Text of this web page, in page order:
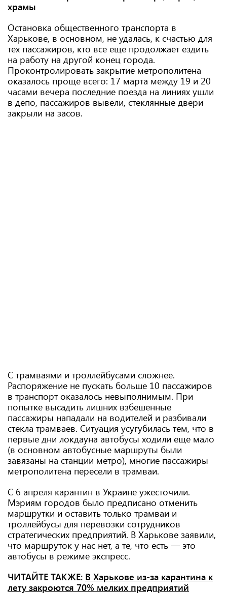
храмы
Остановка общественного транспорта в
Харькове, в основном, не удалась, к счастью для
тех пассажиров, кто все еще продолжает ездить
на работу на другой конец города.
Проконтролировать закрытие метрополитена
оказалось проще всего: 17 марта между 19 и 20
часами вечера последние поезда на линиях ушли
в депо, пассажиров вывели, стеклянные двери
закрыли на засов.
С трамваями и троллейбусами сложнее.
Распоряжение не пускать больше 10 пассажиров
в транспорт оказалось невыполнимым. При
попытке высадить лишних взбешенные
пассажиры нападали на водителей и разбивали
стекла трамваев. Ситуация усугубилась тем, что в
первые дни локдауна автобусы ходили еще мало
(в основном автобусные маршруты были
завязаны на станции метро), многие пассажиры
метрополитена пересели в трамваи.
С 6 апреля карантин в Украине ужесточили.
Мэриям городов было предписано отменить
маршрутки и оставить только трамваи и
троллейбусы для перевозки сотрудников
стратегических предприятий. В Харькове заявили,
что маршруток у нас нет, а те, что есть — это
автобусы в режиме экспресс.
ЧИТАЙТЕ ТАКЖЕ: В Харькове из-за карантина к
лету закроются 70% мелких предприятий